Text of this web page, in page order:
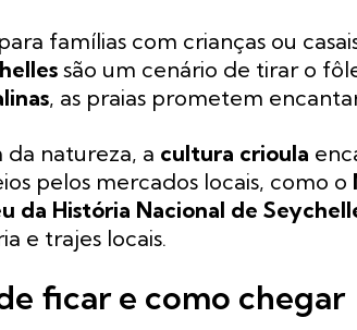
famílias com crianças ou
são um cenário de tirar o
, as praias prometem
da natureza, a cultura crioula
pelos mercados locais, como o
da História Nacional de
e trajes locais.
ficar e como chegar